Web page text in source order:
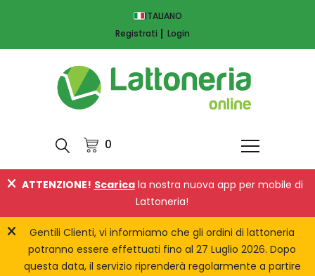
ITALIANO
Registrati
Login
0
ATTENZIONE! Scaricala nostra nuova app per mobile di
Lattoneria!
Gentili Clienti, vi informiamo che gli ordini di lattoneria
potranno essere effettuati fino al 27 Luglio 2026. Dopo
questa data, il servizio riprenderà regolarmente a partire